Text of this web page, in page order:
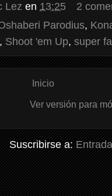
Lez en 13:25
2
Parodius,
, Shoot 'em Up, super
Inicio
Ver versión para
Suscribirse a: